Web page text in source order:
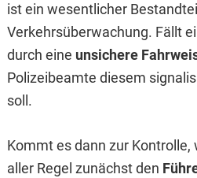
ist ein wesentlicher
Verkehrsüberwachung. Fällt
durch eine unsichere
Polizeibeamte diesem
soll.
Kommt es dann zur Kontrolle,
aller Regel zunächst den